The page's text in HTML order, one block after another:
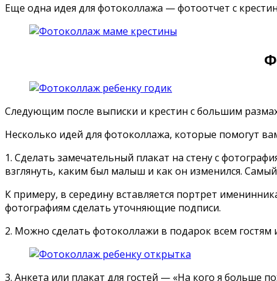
Еще одна идея для фотоколлажа — фотоотчет с
Следующим после выписки и крестин с большим
Несколько идей для фотоколлажа, которые помогут
1. Сделать замечательный плакат на стену с
взглянуть, каким был малыш и как он изменился.
К примеру, в середину вставляется портрет
фотографиям сделать уточняющие подписи.
2. Можно сделать фотоколлажи в подарок всем
3. Анкета или плакат для гостей — «На кого я больше